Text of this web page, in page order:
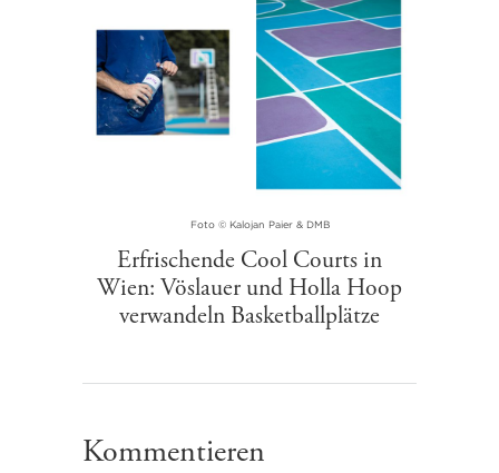
Foto © Kalojan Paier & DMB
Erfrischende Cool Courts in
Wien: Vöslauer und Holla Hoop
verwandeln Basketballplätze
Kommentieren